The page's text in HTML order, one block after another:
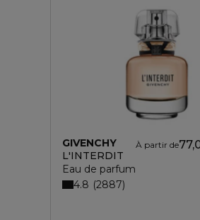
GIVENCHY
L'INTERDIT
Eau de parfum
À partir de
4.8 2887